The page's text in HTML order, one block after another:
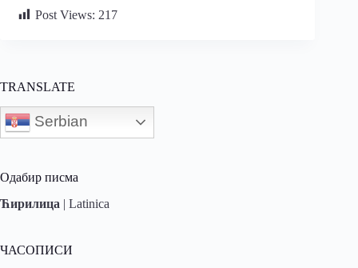
Post Views: 217
TRANSLATE
Serbian
Одабир писма
Ћирилица | Latinica
ЧАСОПИСИ